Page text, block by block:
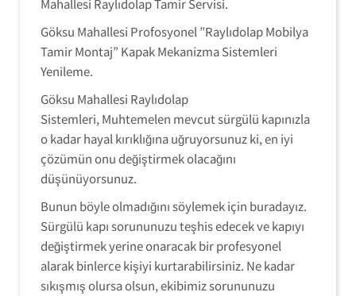
Mahallesi Raylıdolap Tamir Servisi.
Göksu Mahallesi Profosyonel ”Raylıdolap Mobilya
Tamir Montaj” Kapak Mekanizma Sistemleri
Yenileme.
Göksu Mahallesi Raylıdolap
Sistemleri, Muhtemelen mevcut sürgülü kapınızla
o kadar hayal kırıklığına uğruyorsunuz ki, en iyi
çözümün onu değiştirmek olacağını
düşünüyorsunuz.
Bunun böyle olmadığını söylemek için buradayız.
Sürgülü kapı sorununuzu teşhis edecek ve kapıyı
değiştirmek yerine onaracak bir profesyonel
alarak binlerce kişiyi kurtarabilirsiniz. Ne kadar
sıkışmış olursa olsun, ekibimiz sorununuzu